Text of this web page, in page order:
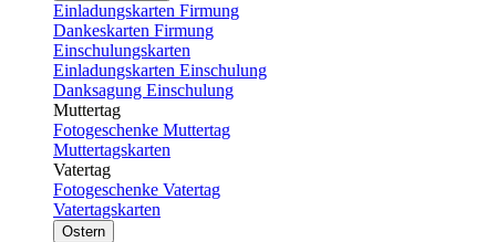
Einladungskarten Firmung
Dankeskarten Firmung
Einschulungskarten
Einladungskarten Einschulung
Danksagung Einschulung
Muttertag
Fotogeschenke Muttertag
Muttertagskarten
Vatertag
Fotogeschenke Vatertag
Vatertagskarten
Ostern